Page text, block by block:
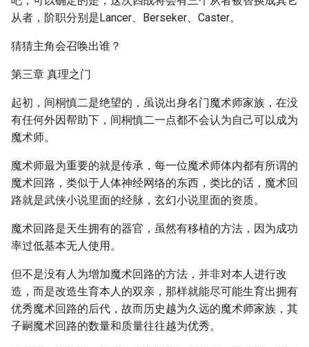
从者，阶职分别是Lancer、Berseker、Caster。
猜猜主角会召唤出谁？
第三章 真理之门
起初，间桐慎二是绝望的，虽说出身名门魔术师家族，在没
有任何外因帮助下，间桐慎二一点都不会认为自己可以成为
魔术师。
魔术师最为重要的就是传承，每一位魔术师体内都有所谓的
魔术回路，类似于人体神经网络的东西，类比的话，魔术回
路就是武侠小说里面的经脉，玄幻小说里面的资质。
魔术回路是天生拥有的器官，虽然有移植的方法，因为成功
率过低基本无人使用。
但不是没有人为增加魔术回路的方法，并非对本人进行改
造，而是改造生育本人的双亲，那样就能尽可能生育出拥有
优秀魔术回路的后代，故而历史越为久远的魔术师家族，其
子嗣魔术回路的数量和质量往往越为优秀。